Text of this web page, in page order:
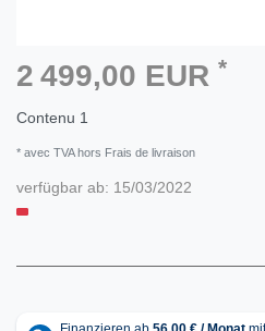
2 499,00 EUR *
Contenu 1
* avec TVA hors Frais de livraison
verfügbar ab: 15/03/2022